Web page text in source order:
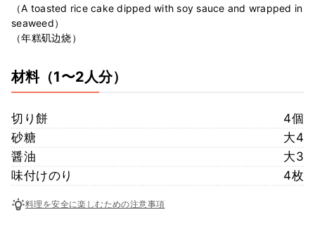
（A toasted rice cake dipped with soy sauce and wrapped in
seaweed）
（年糕矶边烧）
材料（1〜2人分）
切り餅
4個
砂糖
大4
醤油
大3
味付けのり
4枚
料理を安全に楽しむための注意事項